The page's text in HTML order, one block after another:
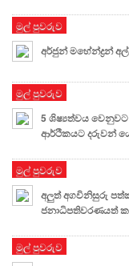
මුල් පුවරුව
අර්ජුන් මහේන්ද්‍රන්
මුල් පුවරුව
5 ශිෂ්‍යත්වය
ආර්ථිකයට දරුවන්
මුල් පුවරුව
අලුත් අගවිනිසුරු
ජනාධිපතිවරණයත්
මුල් පුවරුව